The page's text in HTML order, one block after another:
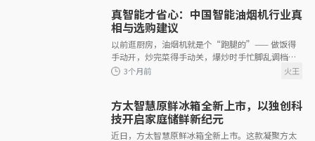
3个月前
3个月前
真智能才省心：中国智能油烟机行业真
相与选购建议
以前逛厨房，油烟机就是个“跑腿的”—— 做饭得
手动开，炒完菜得手动关，爆炒时手忙脚乱调档
位，油烟飘到脸上才反应过来，呛得嗓子直痒。现
方太智慧原鲜冰箱全新上市，以独创科
技开启家庭储鲜新纪元
近日，方太智慧原鲜冰箱全新上市。这款凝聚方太